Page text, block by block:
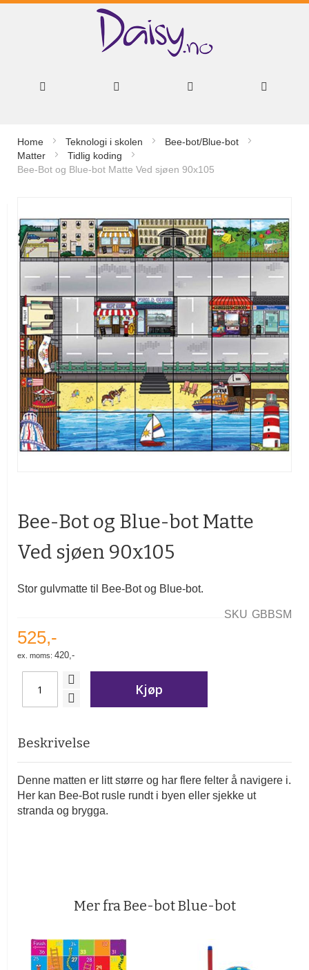
innhold
Home Teknologi i skolen
Bee-bot/Blue-bot
Matter
Tidlig koding
Bee-Bot og Blue-bot Matte Ved sjøen 90x105
til
slutten
av
bildegalleri
av
Bee-Bot og Blue-bot Matte
Ved sjøen 90x105
Stor gulvmatte til Bee-Bot og Blue-bot.
SKU GBBSM
525,-
420,-
Kjøp
Beskrivelse
Denne matten er litt større og har flere felter å navigere i.
Her kan Bee-Bot rusle rundt i byen eller sjekke ut
stranda og brygga.
Mer fra Bee-bot Blue-bot